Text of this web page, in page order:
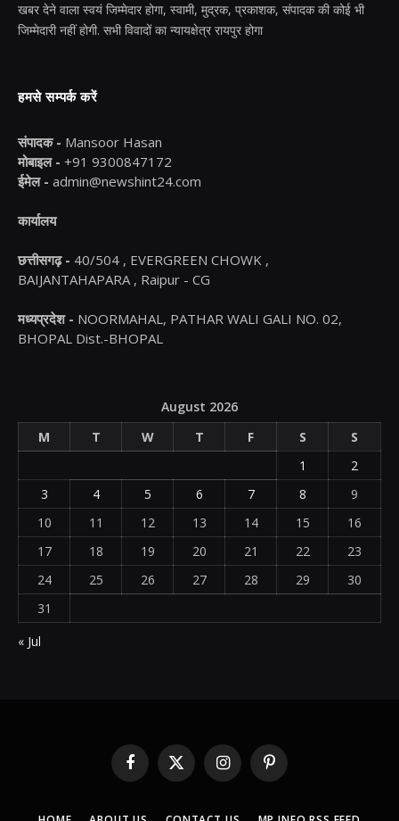
खबर देने वाला स्वयं जिम्मेदार होगा, स्वामी, मुद्रक, प्रकाशक, संपादक की कोई भी
जिम्मेदारी नहीं होगी. सभी विवादों का न्यायक्षेत्र रायपुर होगा
हमसे सम्पर्क करें
संपादक - Mansoor Hasan
मोबाइल - +91 9300847172
ईमेल - admin@newshint24.com
कार्यालय
छत्तीसगढ़ - 40/504 , EVERGREEN CHOWK ,
BAIJANTAHAPARA , Raipur - CG
मध्यप्रदेश - NOORMAHAL, PATHAR WALI GALI NO. 02,
BHOPAL Dist.-BHOPAL
August 2026
M
T W T F S
S
1
2
3
4 5 6 7 8
9
10
11 12 13 14 15
16
17
18 19 20 21 22
23
24
25 26 27 28 29
30
31
« Jul
Facebook
X
(Twitter)
InstagramPinterest